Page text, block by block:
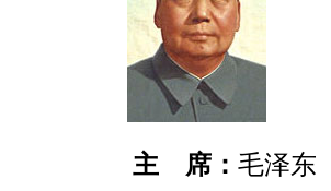
主 席： 毛泽东